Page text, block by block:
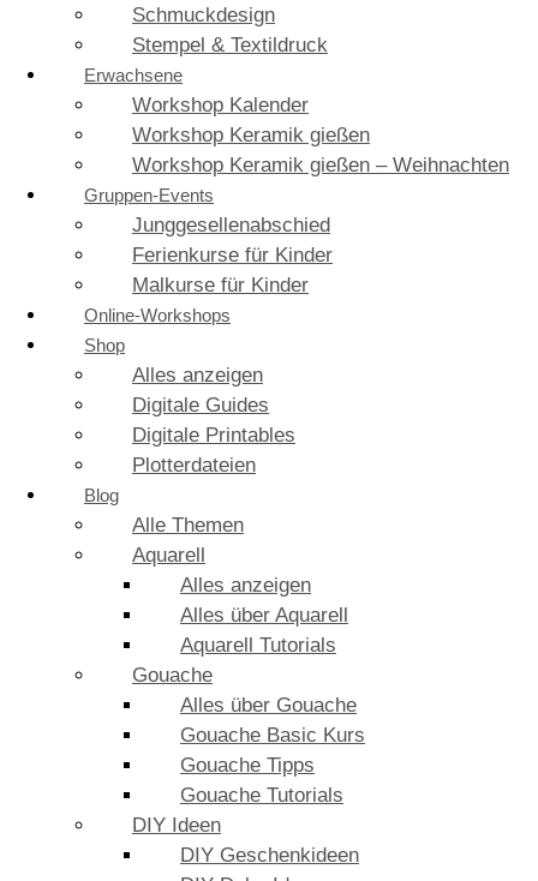
Schmuckdesign
Stempel & Textildruck
Erwachsene
Workshop Kalender
Workshop Keramik gießen
Workshop Keramik gießen – Weihnachten
Gruppen-Events
Junggesellenabschied
Ferienkurse für Kinder
Malkurse für Kinder
Online-Workshops
Shop
Alles anzeigen
Digitale Guides
Digitale Printables
Plotterdateien
Blog
Alle Themen
Aquarell
Alles anzeigen
Alles über Aquarell
Aquarell Tutorials
Gouache
Alles über Gouache
Gouache Basic Kurs
Gouache Tipps
Gouache Tutorials
DIY Ideen
DIY Geschenkideen